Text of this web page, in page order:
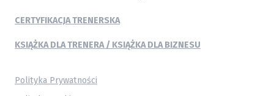
CERTYFIKACJA TRENERSKA
KSIĄŻKA DLA TRENERA / KSIĄŻKA DLA BIZNESU
Polityka Prywatności